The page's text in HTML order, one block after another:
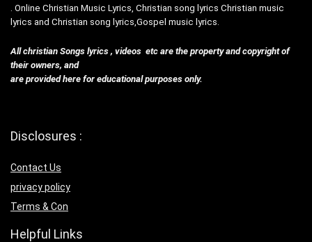
. Online Christian Music Lyrics, Christian song lyrics Christian music
lyrics and Christian song lyrics,Gospel music lyrics.
All christian Songs lyrics , videos etc are the property and copyright of
their owners, and
are provided here for educational purposes only.
Disclosures :
Contact Us
privacy policy
Terms & Con
Helpful Links